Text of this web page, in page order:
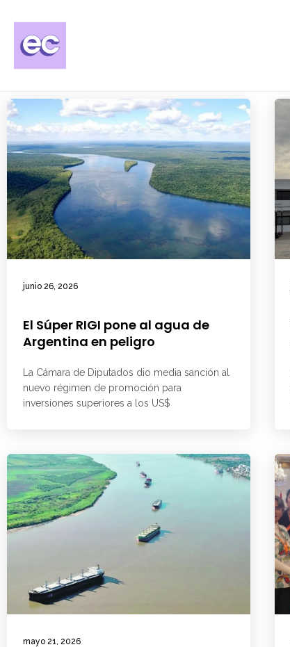
junio 26, 2026
El Súper RIGI pone al agua de
Argentina en peligro
La Cámara de Diputados dio media sanción al
nuevo régimen de promoción para
inversiones superiores a los US$
mayo 21, 2026